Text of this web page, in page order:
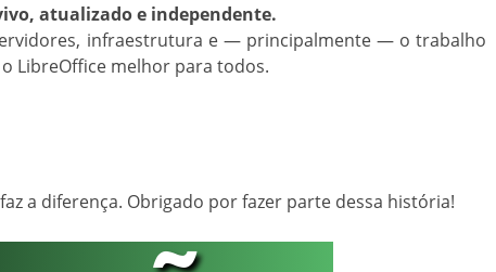
atualizado e independente.
infraestrutura e — principalmente — o trabalho
LibreOffice melhor para todos.
a diferença. Obrigado por fazer parte dessa história!